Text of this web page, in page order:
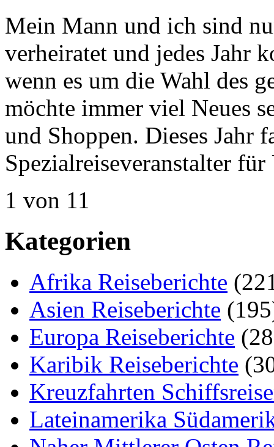
Mein Mann und ich sind
verheiratet und jedes Jahr
wenn es um die Wahl des
möchte immer viel Neues
und Shoppen. Dieses Jahr
Spezialreiseveranstalter
1 von 11
Kategorien
Afrika Reiseberichte
Asien Reiseberichte
Europa Reiseberichte
Karibik Reiseberichte
Kreuzfahrten
Lateinamerika